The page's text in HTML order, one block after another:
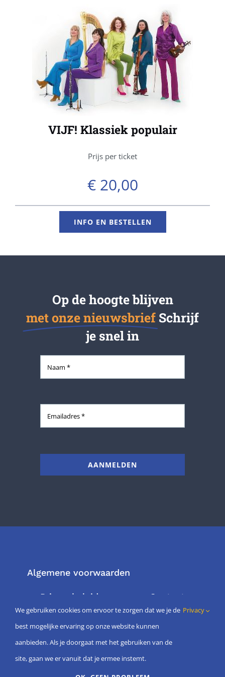
VIJF! Klassiek populair
Prijs per ticket
€20,00
INFO EN BESTELLEN
Op de hoogte blijven
met onze nieuwsbrief Schrijf
je snel in
AANMELDEN
Algemene voorwaarden
Privacybeleid Contact
We gebruiken cookies om ervoor te zorgen dat we je de
best mogelijke ervaring op onze website kunnen
aanbieden. Als je doorgaat met het gebruiken van de
site, gaan we er vanuit dat je ermee instemt.
Privacy